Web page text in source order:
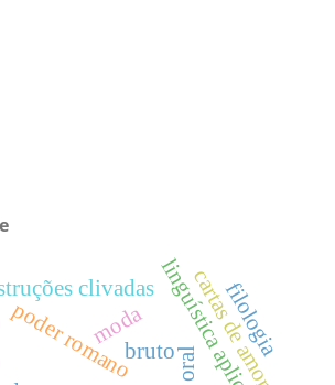
linguística aplicada
bruto
poder romano
moda
clivadas cartas de amor
filologia